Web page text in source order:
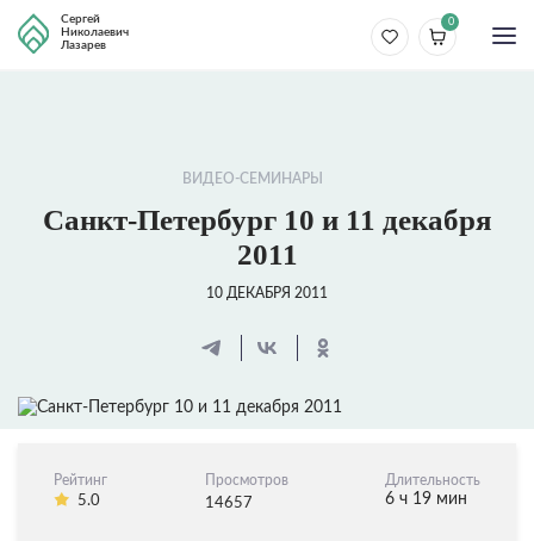
Сергей
Николаевич
Лазарев
0
ВИДЕО-СЕМИНАРЫ
Санкт-Петербург 10 и 11 декабря
2011
10 ДЕКАБРЯ 2011
Рейтинг
5.0
Просмотров
14657
Длительность
6 ч 19 мин